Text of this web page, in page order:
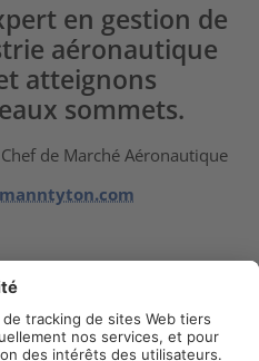
en gestion de
aéronautique
atteignons
sommets.
de Marché Aéronautique